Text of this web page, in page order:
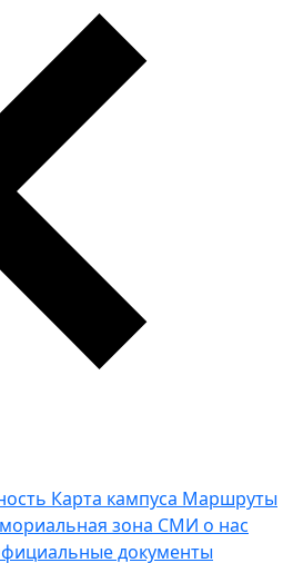
Карта кампуса Маршруты
зона СМИ о нас
документы